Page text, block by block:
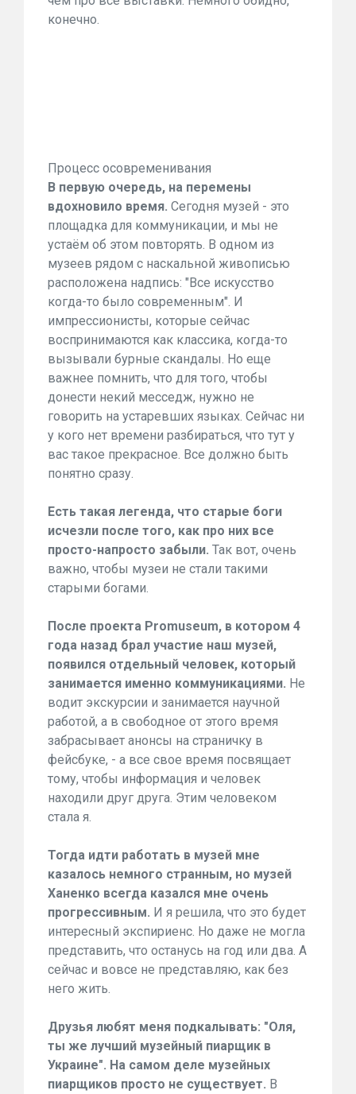
конечно.
Процесс осовременивания
В первую очередь, на перемены
вдохновило время. Сегодня музей - это
площадка для коммуникации, и мы не
устаём об этом повторять. В одном из
музеев рядом с наскальной живописью
расположена надпись: "Все искусство
когда-то было современным". И
импрессионисты, которые сейчас
воспринимаются как классика, когда-то
вызывали бурные скандалы. Но еще
важнее помнить, что для того, чтобы
донести некий месседж, нужно не
говорить на устаревших языках. Сейчас ни
у кого нет времени разбираться, что тут у
вас такое прекрасное. Все должно быть
понятно сразу.
Есть такая легенда, что старые боги
исчезли после того, как про них все
просто-напросто забыли. Так вот, очень
важно, чтобы музеи не стали такими
старыми богами.
После проекта Promuseum, в котором 4
года назад брал участие наш музей,
появился отдельный человек, который
занимается именно коммуникациями. Не
водит экскурсии и занимается научной
работой, а в свободное от этого время
забрасывает анонсы на страничку в
фейсбуке, - а все свое время посвящает
тому, чтобы информация и человек
находили друг друга. Этим человеком
стала я.
Тогда идти работать в музей мне
казалось немного странным, но музей
Ханенко всегда казался мне очень
прогрессивным. И я решила, что это будет
интересный экспириенс. Но даже не могла
представить, что останусь на год или два. А
сейчас и вовсе не представляю, как без
него жить.
Друзья любят меня подкалывать: "Оля,
ты же лучший музейный пиарщик в
Украине". На самом деле музейных
пиарщиков просто не существует. В